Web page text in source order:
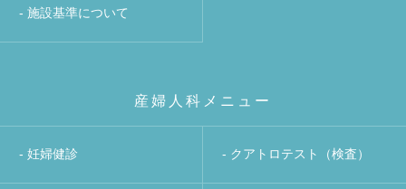
- 施設基準について
産婦人科メニュー
- 妊婦健診 - クアトロテスト（検査）